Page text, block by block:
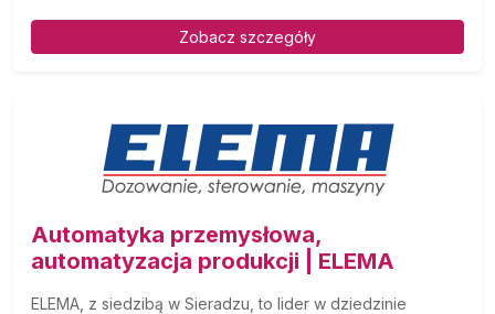
Zobacz szczegóły
Automatyka przemysłowa,
automatyzacja produkcji | ELEMA
ELEMA, z siedzibą w Sieradzu, to lider w dziedzinie